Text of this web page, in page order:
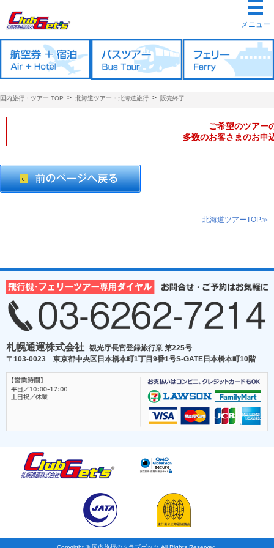
メニュー
国内旅行・ツアー TOP > 北海道ツアー・北海道旅行 > 販売終了
ご希望のツアー
多数のお客さまのお申
北海道ツアーTOP≫
札幌通運株式会社
観光庁長官登録旅行業 第225号
〒103-0023 東京都中央区日本橋本町1丁目9番1号S-GATE日本橋本町10階